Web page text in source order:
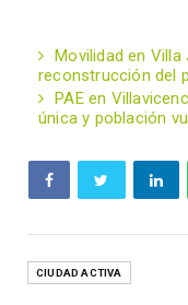
Movilidad en
reconstrucción del
PAE en
única y población
CIUDAD ACTIVA